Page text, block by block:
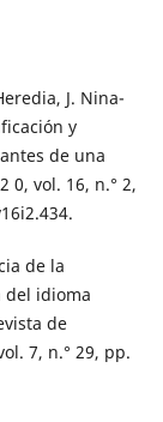
J. Nina-
y
de una
0, vol. 16, n.° 2,
de la
del idioma
de
7, n.° 29, pp.